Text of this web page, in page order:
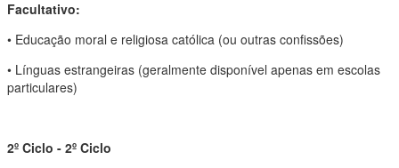
Facultativo:
• Educação moral e religiosa católica (ou outras confissões)
• Línguas estrangeiras (geralmente disponível apenas em escolas
particulares)
2º Ciclo - 2º Ciclo